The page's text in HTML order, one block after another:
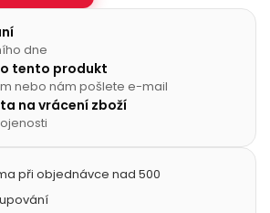
dne
tento produkt
nebo nám pošlete e-mail
na vrácení zboží
při objednávce nad 500